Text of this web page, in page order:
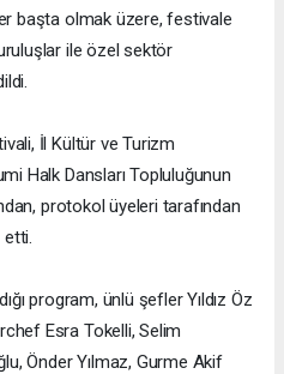
başta olmak üzere, festivale
ile özel sektör
İl Kültür ve Turizm
Halk Dansları Topluluğunun
protokol üyeleri tarafından
etti.
program, ünlü şefler Yıldız Öz
Esra Tokelli, Selim
Önder Yılmaz, Gurme Akif